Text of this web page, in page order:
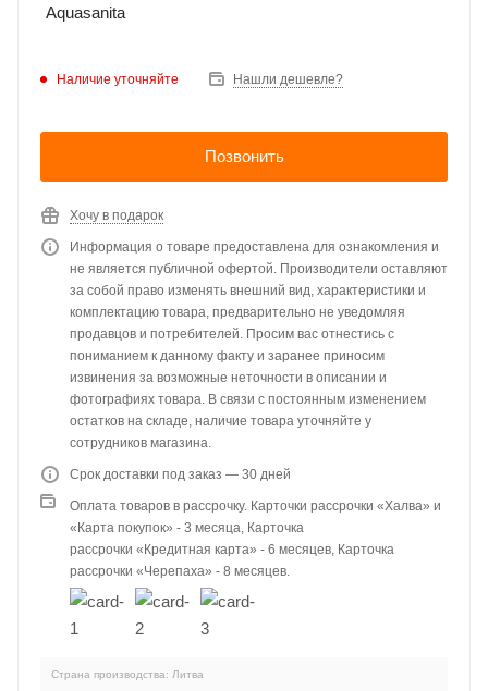
Наличие уточняйте Нашли дешевле?
Позвонить
Хочу в подарок
Информация о товаре предоставлена для ознакомления и
не является публичной офертой. Производители оставляют
за собой право изменять внешний вид, характеристики и
комплектацию товара, предварительно не уведомляя
продавцов и потребителей. Просим вас отнестись с
пониманием к данному факту и заранее приносим
извинения за возможные неточности в описании и
фотографиях товара. В связи с постоянным изменением
остатков на складе, наличие товара уточняйте у
сотрудников магазина.
Срок доставки под заказ — 30 дней
Оплата товаров в рассрочку. Карточки рассрочки «Халва» и
«Карта покупок» - 3 месяца, Карточка
рассрочки «Кредитная карта» - 6 месяцев, Карточка
рассрочки «Черепаха» - 8 месяцев.
Страна производства: Литва